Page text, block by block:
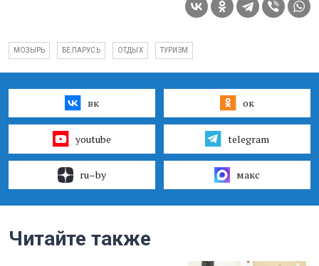
МОЗЫРЬ БЕЛАРУСЬ ОТДЫХ ТУРИЗМ
вк ок
youtube telegram
ru–by макс
Читайте также